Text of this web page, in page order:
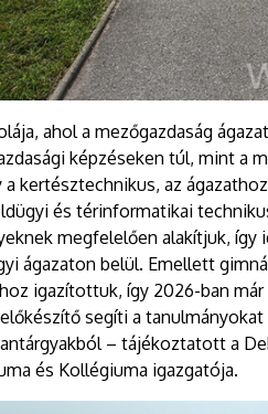
ahol a mezőgazdaság
képzéseken túl, mint a
kertésztechnikus, az
és térinformatikai
megfelelően alakítjuk, így
ágazaton belül. Emellett
igazítottuk, így 2026-ban
segíti a
– tájékoztatott a
és Kollégiuma igazgatója.